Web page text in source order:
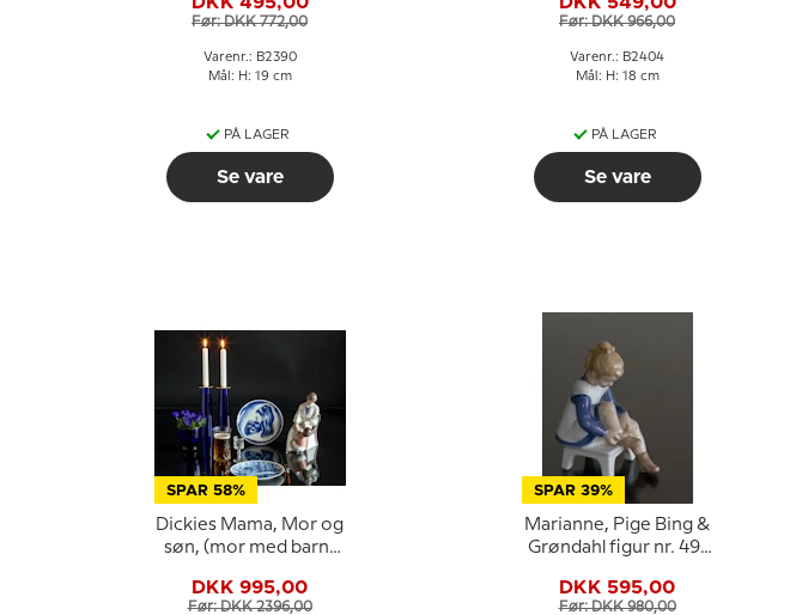
Før: DKK 772,00
Varenr.: B2390
Mål: H: 19 cm
PÅ LAGER
Se vare
2404
Før: DKK 966,00
Varenr.: B2404
Mål: H: 18 cm
PÅ LAGER
Se vare
SPAR 58%
Dickies Mama, Mor og
søn, (mor med barn)
nr. 1642 eller 413
DKK 995,00
Før: DKK 2396,00
SPAR 39%
Marianne, Pige Bing &
Grøndahl figur nr. 491
DKK 595,00
Før: DKK 980,00